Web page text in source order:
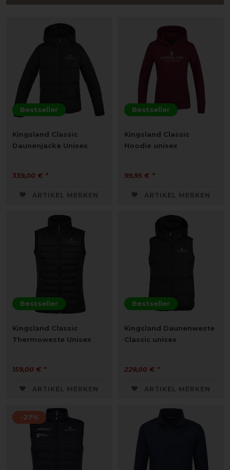
Bestseller
Kingsland Classic
Daunenjacke Unisex
339,00 € *
ARTIKEL MERKEN
Bestseller
Kingsland Classic
Hoodie unisex
99,95 € *
ARTIKEL MERKEN
Bestseller
Kingsland Classic
Thermoweste Unisex
159,00 € *
ARTIKEL MERKEN
Bestseller
Kingsland Daunenweste
Classic unisex
229,00 € *
ARTIKEL MERKEN
-27%